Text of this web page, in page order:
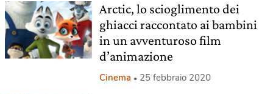
Arctic, lo scioglimento dei
ghiacci raccontato ai bambini
in un avventuroso film
d’animazione
Cinema 25 febbraio 2020